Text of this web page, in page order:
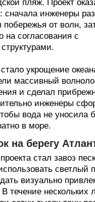
оставался
де-Тенерифе. Это